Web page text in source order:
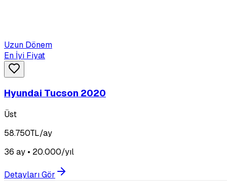
Uzun Dönem
En İyi Fiyat
Hyundai Tucson 2020
Üst
58.750TL/ay
36 ay • 20.000/yıl
Detayları Gör